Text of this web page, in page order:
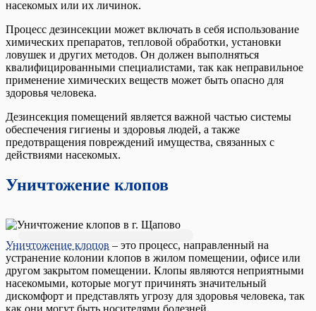
насекомых или их личинок.
Процесс дезинсекции может включать в себя использование
химических препаратов, тепловой обработки, установки
ловушек и других методов. Он должен выполняться
квалифицированными специалистами, так как неправильное
применение химических веществ может быть опасно для
здоровья человека.
Дезинсекция помещений является важной частью системы
обеспечения гигиены и здоровья людей, а также
предотвращения повреждений имущества, связанных с
действиями насекомых.
Уничтожение клопов
Уничтожение клопов – это процесс, направленный на
устранение колонии клопов в жилом помещении, офисе или
другом закрытом помещении. Клопы являются неприятными
насекомыми, которые могут причинять значительный
дискомфорт и представлять угрозу для здоровья человека, так